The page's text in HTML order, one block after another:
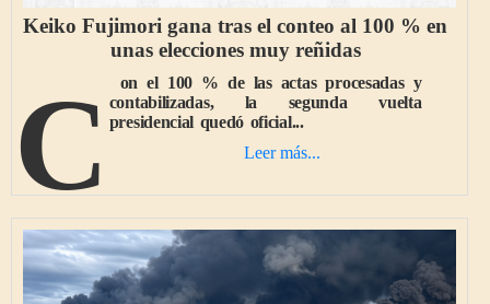
Keiko Fujimori gana tras el conteo al 100 % en
unas elecciones muy reñidas
Con el 100 % de las actas procesadas y contabilizadas, la segunda vuelta
presidencial quedó oficial...
Leer más...